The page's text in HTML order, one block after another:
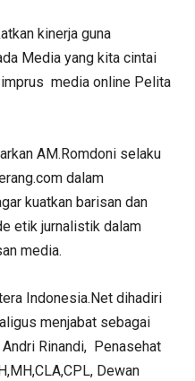
kinerja guna
Media yang kita cintai
media online Pelita
AM.Romdoni selaku
dalam
kuatkan barisan dan
etik jurnalistik dalam
media.
Indonesia.Net dihadiri
menjabat sebagai
Rinandi, Penasehat
Dewan